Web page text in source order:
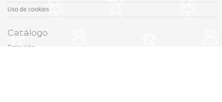
Uso de cookies
Catálogo
Colección